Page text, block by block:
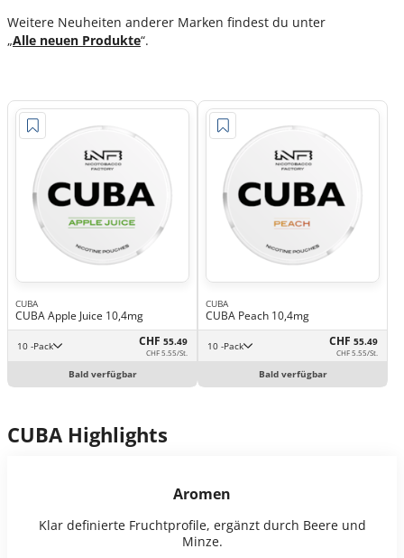
Weitere Neuheiten anderer Marken findest du unter
„Alle neuen Produkte“.
CUBA
CUBA Apple Juice 10,4mg
10 -Pack CHF 55.49
CHF 5.55/St.
Bald verfügbar
CUBA
CUBA Peach 10,4mg
10 -Pack CHF 55.49
CHF 5.55/St.
Bald verfügbar
CUBA Highlights
Aromen
Klar definierte Fruchtprofile, ergänzt durch Beere und
Minze.